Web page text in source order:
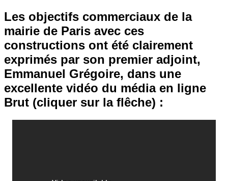
Les objectifs commerciaux de la
mairie de Paris avec ces
constructions ont été clairement
exprimés par son premier adjoint,
Emmanuel Grégoire, dans une
excellente vidéo du média en ligne
Brut (cliquer sur la flêche) :